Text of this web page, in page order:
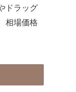
ドラッグ
相場価格